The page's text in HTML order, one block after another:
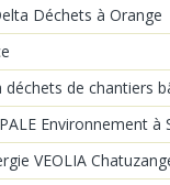
Déchets à Orange
déchets de chantiers
Environnement à
VEOLIA